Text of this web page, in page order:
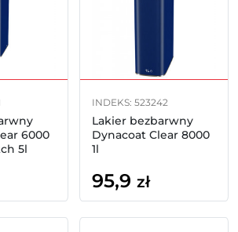
6000
5l
INDEKS: 523242
Lakier bezbarwny
Dynacoat Clear 8000
1l
95,9 zł